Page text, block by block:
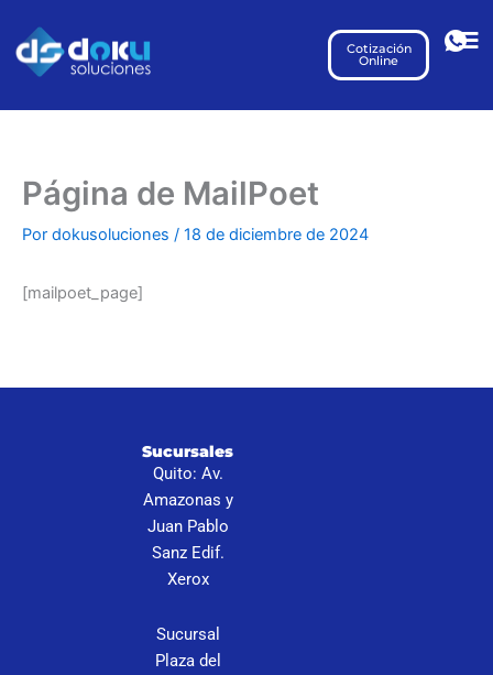
contenido
Cotización
Online
Página de MailPoet
Por dokusoluciones / 18 de diciembre de 2024
[mailpoet_page]
Sucursales
Quito: Av.
Amazonas y
Juan Pablo
Sanz Edif.
Xerox
Sucursal
Plaza del